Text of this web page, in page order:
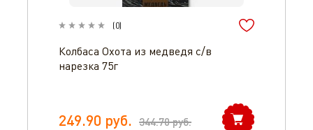
(0)
Колбаса Охота из медведя с/в
нарезка 75г
249.90 руб. 344.70руб.